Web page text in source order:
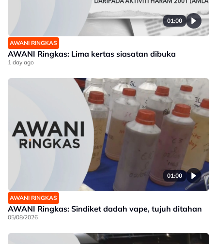
01:00
AWANI RINGKAS
AWANI Ringkas: Lima kertas siasatan dibuka
1 day ago
01:00
AWANI RINGKAS
AWANI Ringkas: Sindiket dadah vape, tujuh ditahan
05/08/2026